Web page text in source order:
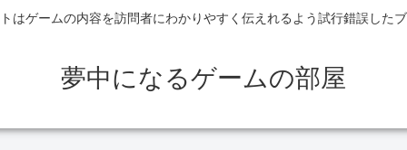
はゲームの内容を訪問者にわかりやすく伝えれるよう試行錯誤した
夢中になるゲームの部屋